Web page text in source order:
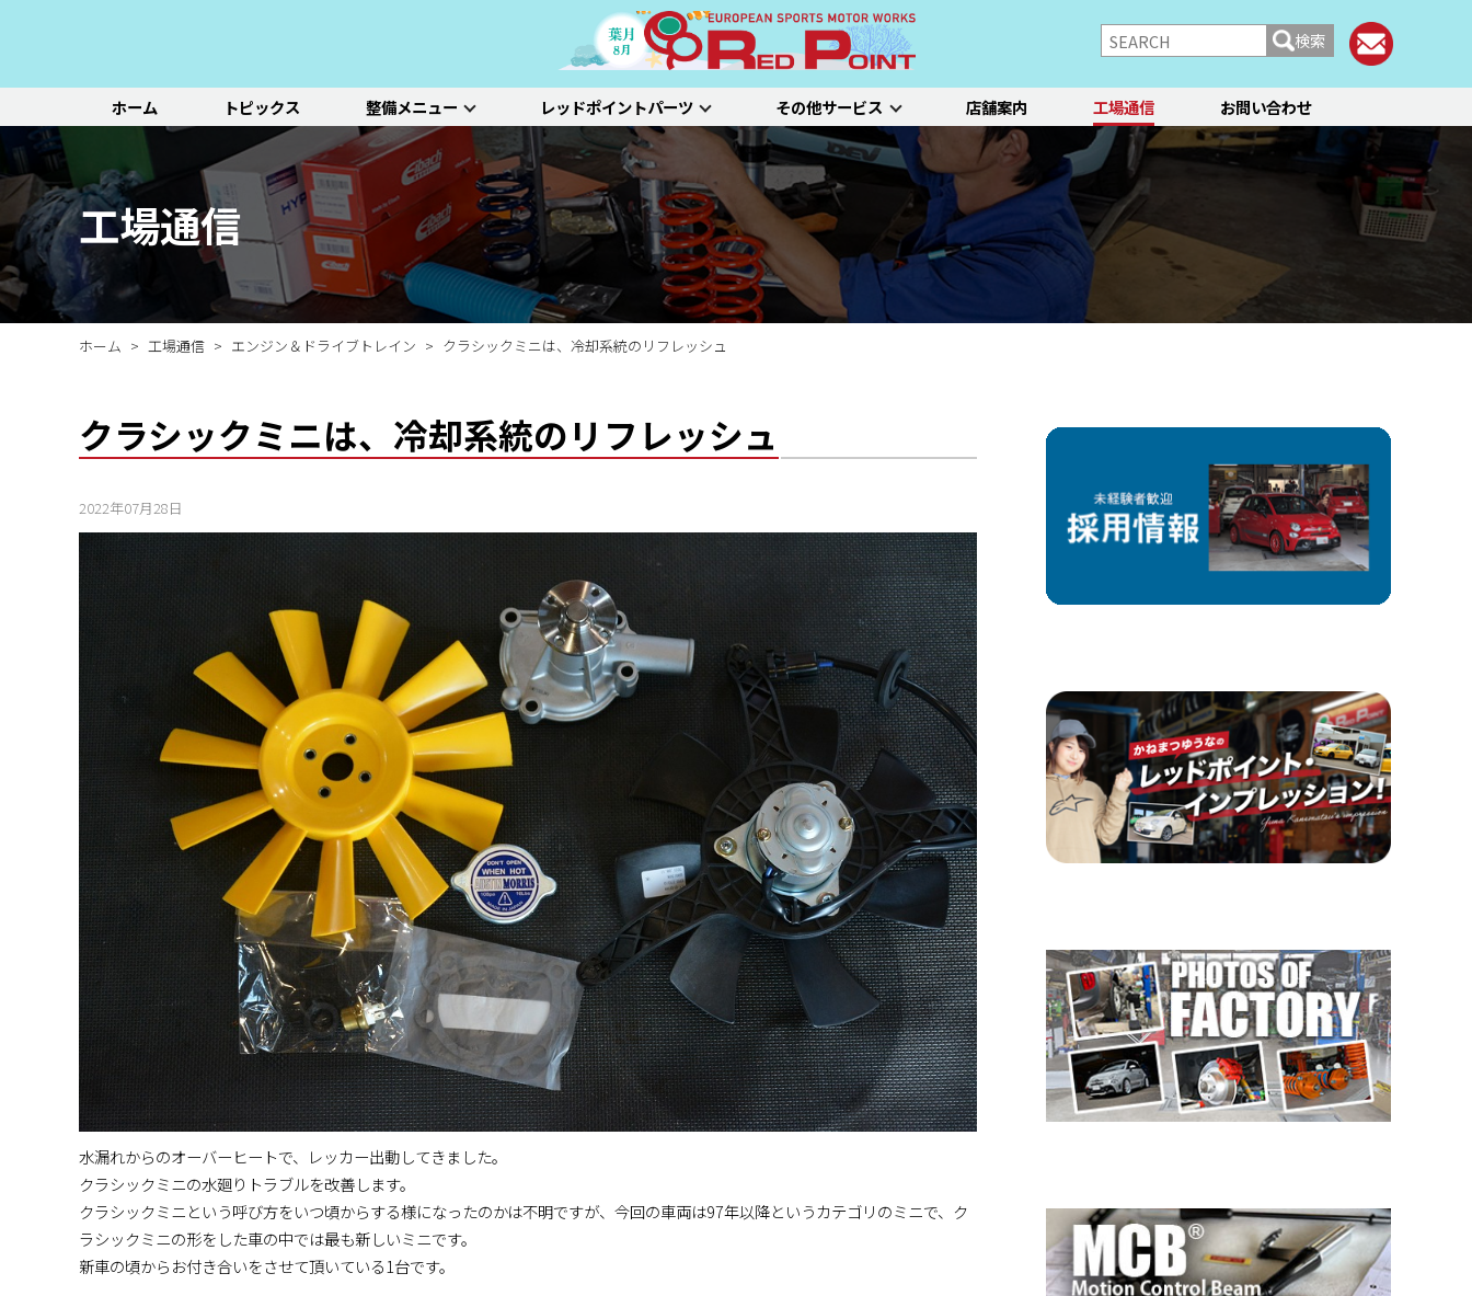
検索
ホーム トピックス 整備メニュー
整備メニュー
レッドポイントが推奨す
る、すべての車種に共通
する基本整備と、車両の
状態に応じた３段階のセ
ットメニューをご紹介し
ます。
一覧ページ
基本整備一覧
ADAS（先進運転支援システム）診断 SDL診断 ホイールアライメント点検・調整
オイル交換
エアコン整備
タイヤ整備 新車点検整備 12か月点検/24か月点検
初診点検・セットメニュー
初診点検 ステージ1／ベーシック ステージ2／ルーティーン
ステージ3／リフレッシュ
ステージ2／ステージ3 車種別価格表
レッドポイントパーツ
レッドポイント
パーツ
オリジナル&おすすめパ
ーツのご紹介
一覧ページ
車種別選択
ルノー プジョー シトロエン/DS アルファロメオ フィアット／アバルト
機能別選択
エンジン/駆動系 吸排気系 サスペンション/シャーシ
ブレーキ
ホイール/タイヤ
エクステリア インテリア 快適装備
その他サービス
その他のサービ
ス
新車の販売や中古車販
売、ならびに買い取りや
レンタカー等のサービス
を行なっております。
一覧ページ
新車販売・整備 特選中古車 車両買い取り
レンタカー
その他サービス
店舗案内 工場通信 お問い合わせ
工場通信
ホーム 工場通信 エンジン＆ドライブトレイン クラシックミニは、冷却系統のリフレッシュ
クラシックミニは、冷却系統のリフレッシュ
2022年07月28日
水漏れからのオーバーヒートで、レッカー出動してきました。
クラシックミニの水廻りトラブルを改善します。
クラシックミニという呼び方をいつ頃からする様になったのかは不明ですが、今回の車両は97年以降というカテゴリのミニで、ク
ラシックミニの形をした車の中では最も新しいミニです。
新車の頃からお付き合いをさせて頂いている1台です。